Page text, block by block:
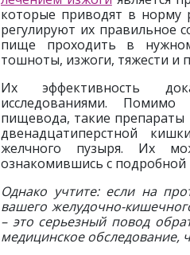
которые приводят в
регулируют их правильное
пище проходить в
тошноты, изжоги, тяжести и
Их эффективность
исследованиями.
пищевода, такие препараты
двенадцатиперстной
желчного пузыря. Их
ознакомившись с подробной
Однако учтите: если на
вашего желудочно-
– это серьезный повод
медицинское обследование,